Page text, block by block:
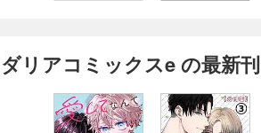
ダリアコミックスe の最新刊